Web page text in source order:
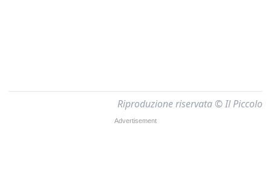
Riproduzione riservata © Il Piccolo